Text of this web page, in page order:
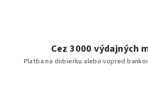
Cez 3000 výdajných
Platba na dobierku alebo vopred